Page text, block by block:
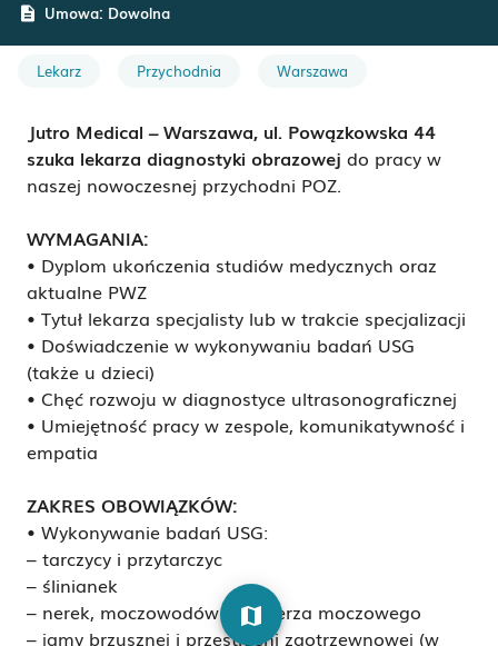
description Umowa: Dowolna
Lekarz Przychodnia Warszawa
Jutro Medical – Warszawa, ul. Powązkowska 44
szuka lekarza diagnostyki obrazowej do pracy w
naszej nowoczesnej przychodni POZ.
WYMAGANIA:
• Dyplom ukończenia studiów medycznych oraz
aktualne PWZ
• Tytuł lekarza specjalisty lub w trakcie specjalizacji
• Doświadczenie w wykonywaniu badań USG
(także u dzieci)
• Chęć rozwoju w diagnostyce ultrasonograficznej
• Umiejętność pracy w zespole, komunikatywność i
empatia
ZAKRES OBOWIĄZKÓW:
• Wykonywanie badań USG:
– tarczycy i przytarczyc
– ślinianek
– nerek, moczowodów i pęcherza moczowego
– jamy brzusznej i przestrzeni zaotrzewnowej (w
map